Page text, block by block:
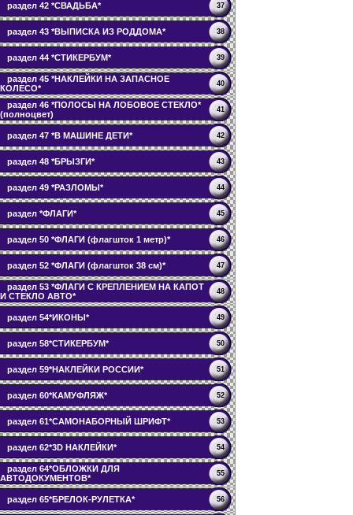
раздел 42 *СВАДЬБА* 37
раздел 43 *ВЫПИСКА ИЗ РОДДОМА* 38
раздел 44 *СТИКЕРБУМ* 39
раздел 45 *НАКЛЕЙКИ НА ЗАПАСНОЕ
КОЛЕСО*
40
раздел 46 *ПОЛОСЫ НА ЛОБОВОЕ СТЕКЛО*
(полноцвет)
41
раздел 47 *В МАШИНЕ ДЕТИ* 42
раздел 48 *БРЫЗГИ* 43
раздел 49 *РАЗЛОМЫ* 44
раздел *ФЛАГИ* 45
раздел 50 *ФЛАГИ (флагшток 1 метр)* 46
раздел 52 *ФЛАГИ (флагшток 38 см)* 47
раздел 53 *ФЛАГИ С КРЕПЛЕНИЕМ НА КАПОТ
И СТЕКЛО АВТО*
48
раздел 54*ИКОНЫ* 49
раздел 58*СТИКЕРБУМ* 50
раздел 59*НАКЛЕЙКИ РОССИИ* 51
раздел 60*КАМУФЛЯЖ* 52
раздел 61*САМОНАБОРНЫЙ ШРИФТ* 53
раздел 62*3D НАКЛЕЙКИ* 54
раздел 64*ОБЛОЖКИ ДЛЯ
АВТОДОКУМЕНТОВ*
55
раздел 65*БРЕЛОК-РУЛЕТКА* 56